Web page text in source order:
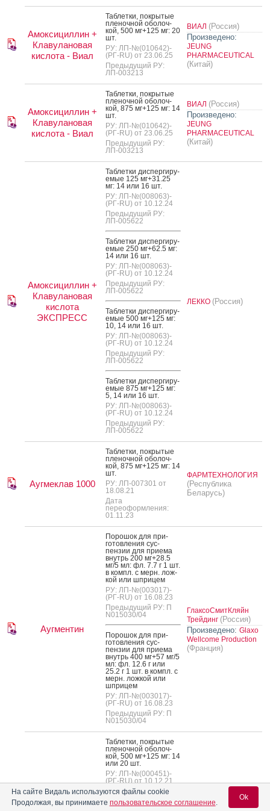
Амоксициллин +
Клавулановая
кислота - Виал
Таб­летки, пок­ры­тые
пле­ноч­ной обо­лоч­
кой, 500 мг+125 мг: 20
шт.
РУ: ЛП-№(010642)-
(РГ-RU) от 23.06.25
Предыдущий РУ:
ЛП-003213
ВИАЛ (Россия)
Произведено:
JEUNG
PHARMACEUTICAL
(Китай)
Амоксициллин +
Клавулановая
кислота - Виал
Таб­летки, пок­ры­тые
пле­ноч­ной обо­лоч­
кой, 875 мг+125 мг: 14
шт.
РУ: ЛП-№(010642)-
(РГ-RU) от 23.06.25
Предыдущий РУ:
ЛП-003213
ВИАЛ (Россия)
Произведено:
JEUNG
PHARMACEUTICAL
(Китай)
Амоксициллин +
Клавулановая
кислота
ЭКСПРЕСС
Таб­летки дис­перги­ру­
емые 125 мг+31.25
мг: 14 или 16 шт.
РУ: ЛП-№(008063)-
(РГ-RU) от 10.12.24
Предыдущий РУ:
ЛП-005622
Таб­летки дис­перги­ру­
емые 250 мг+62.5 мг:
14 или 16 шт.
РУ: ЛП-№(008063)-
(РГ-RU) от 10.12.24
Предыдущий РУ:
ЛП-005622
Таб­летки дис­перги­ру­
емые 500 мг+125 мг:
10, 14 или 16 шт.
РУ: ЛП-№(008063)-
(РГ-RU) от 10.12.24
Предыдущий РУ:
ЛП-005622
Таб­летки дис­перги­ру­
емые 875 мг+125 мг:
5, 14 или 16 шт.
РУ: ЛП-№(008063)-
(РГ-RU) от 10.12.24
Предыдущий РУ:
ЛП-005622
ЛЕККО (Россия)
Аугмеклав 1000
Таб­летки, пок­ры­тые
пле­ноч­ной обо­лоч­
кой, 875 мг+125 мг: 14
шт.
РУ: ЛП-007301 от
18.08.21
Дата
переоформления:
01.11.23
ФАРМТЕХНОЛОГИЯ
(Республика
Беларусь)
Аугментин
По­рошок для при­
готов­ле­ния сус­
пензии для при­ема
внутрь 200 мг+28.5
мг/5 мл: фл. 7.7 г 1 шт.
в компл. с мерн. лож­
кой или шпри­цем
РУ: ЛП-№(003017)-
(РГ-RU) от 16.08.23
Предыдущий РУ: П
N015030/04
По­рошок для при­
готов­ле­ния сус­
пензии для при­ема
внутрь 400 мг+57 мг/5
мл: фл. 12.6 г или
25.2 г 1 шт. в компл. с
мерн. лож­кой или
шпри­цем
РУ: ЛП-№(003017)-
(РГ-RU) от 16.08.23
Предыдущий РУ: П
N015030/04
ГлаксоСмитКляйн
Трейдинг (Россия)
Произведено: Glaxo
Wellcome Production
(Франция)
Таб­летки, пок­ры­тые
пле­ноч­ной обо­лоч­
кой, 500 мг+125 мг: 14
или 20 шт.
РУ: ЛП-№(000451)-
(РГ-RU) от 10.12.21
Дата
переоформления:
16.01.24
ГлаксоСмитКляйн
На сайте Видаль используются файлы cookie
Продолжая, вы принимаете пользовательское соглашение.
Ok